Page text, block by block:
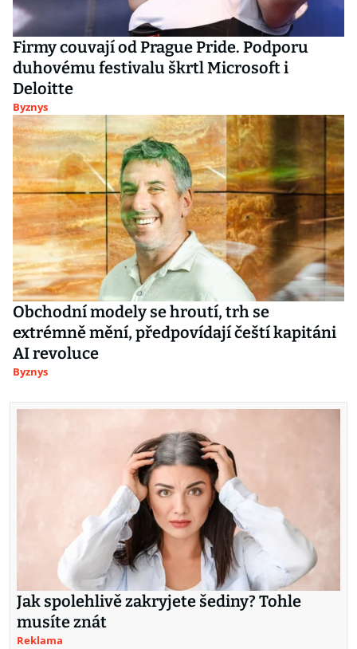
Firmy couvají od Prague Pride. Podporu
duhovému festivalu škrtl Microsoft i
Deloitte
Byznys
Obchodní modely se hroutí, trh se
extrémně mění, předpovídají čeští kapitáni
AI revoluce
Byznys
Jak spolehlivě zakryjete šediny? Tohle
musíte znát
Reklama